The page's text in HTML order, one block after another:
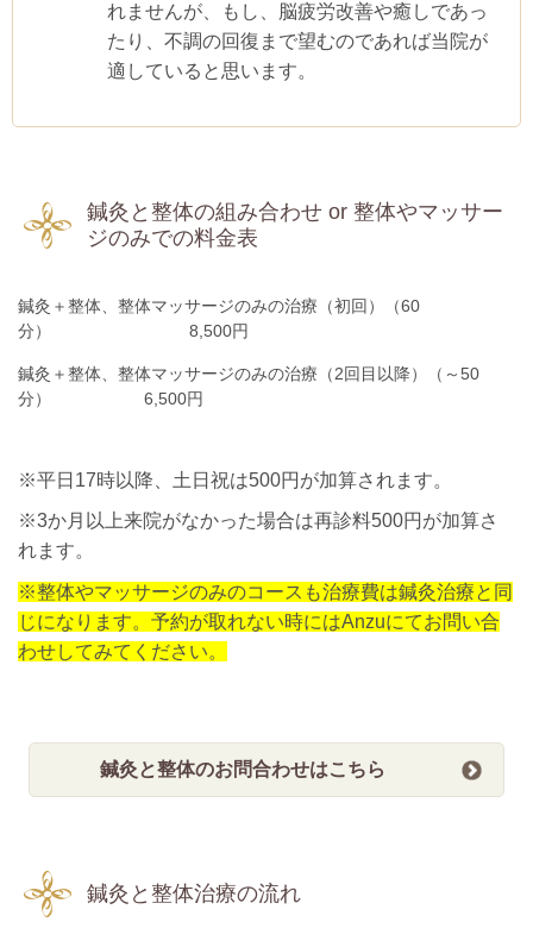
れませんが、もし、脳疲労改善や癒しであっ
たり、不調の回復まで望むのであれば当院が
適していると思います。
鍼灸と整体の組み合わせ or 整体やマッサー
ジのみでの料金表
鍼灸＋整体、整体マッサージのみの治療（初回）（60
分） 8,500円
鍼灸＋整体、整体マッサージのみの治療（2回目以降）（～50
分） 6,500円
※平日17時以降、土日祝は500円が加算されます。
※3か月以上来院がなかった場合は再診料500円が加算さ
れます。
※整体やマッサージのみのコースも治療費は鍼灸治療と同
じになります。予約が取れない時にはAnzuにてお問い合
わせしてみてください。
鍼灸と整体のお問合わせはこちら
鍼灸と整体治療の流れ